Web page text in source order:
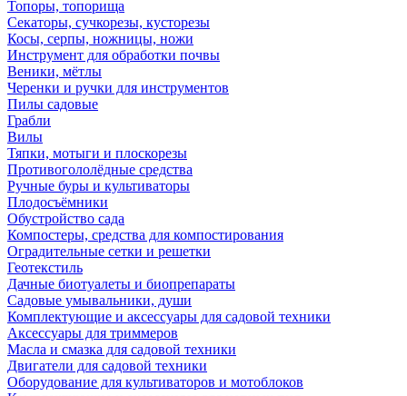
Топоры, топорища
Секаторы, сучкорезы, кусторезы
Косы, серпы, ножницы, ножи
Инструмент для обработки почвы
Веники, мётлы
Черенки и ручки для инструментов
Пилы садовые
Грабли
Вилы
Тяпки, мотыги и плоскорезы
Противогололёдные средства
Ручные буры и культиваторы
Плодосъёмники
Обустройство сада
Компостеры, средства для компостирования
Оградительные сетки и решетки
Геотекстиль
Дачные биотуалеты и биопрепараты
Садовые умывальники, души
Комплектующие и аксессуары для садовой техники
Аксессуары для триммеров
Масла и смазка для садовой техники
Двигатели для садовой техники
Оборудование для культиваторов и мотоблоков